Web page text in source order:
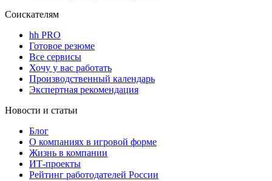
Соискателям
hh PRO
Готовое резюме
Все сервисы
Хочу у вас работать
Производственный календарь
Экспертная рекомендация
Новости и статьи
Блог
О компаниях в игровой форме
Жизнь в компании
ИТ-проекты
Рейтинг работодателей России